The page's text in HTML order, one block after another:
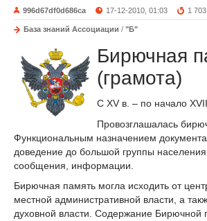
996d67df0d686ca 17-12-2010, 01:03 1 703
База знаний Ассоциации / "Б"
Бирючная
(грамота)
С XV в. – по начало
Провозглашалась
Функциональным назначением
доведение до большой группы населения
сообщения, информации.
Бирючная память могла исходить от
местной административной власти, а
духовной власти. Содержание Бирючной